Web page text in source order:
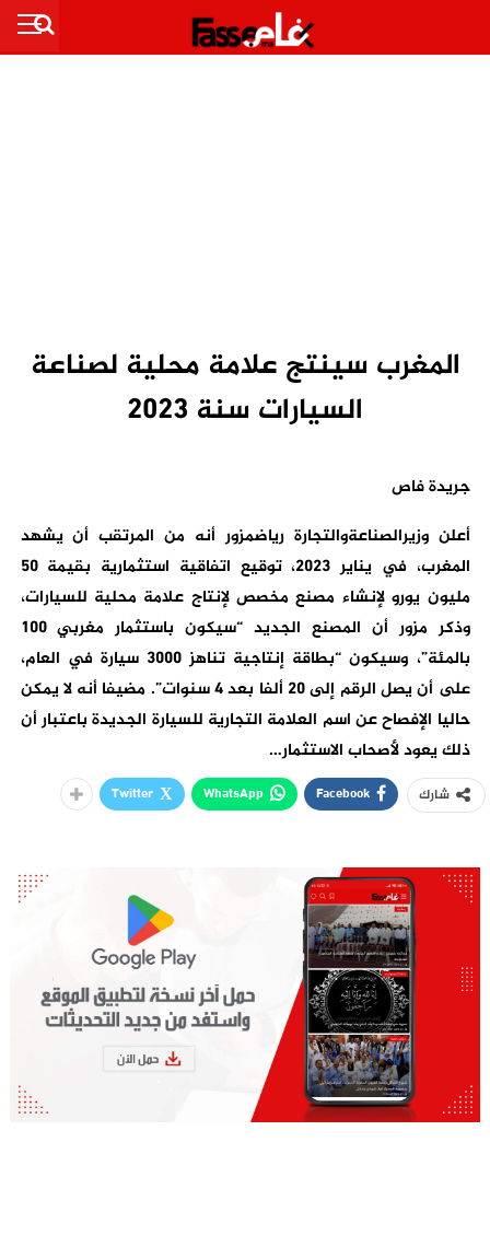
المغرب سينتج علامة محلية لصناعة
السيارات سنة 2023
جريدة فاص
أعلن وزيرالصناعةوالتجارة رياضمزور أنه من المرتقب أن يشهد
المغرب، في يناير 2023، توقيع اتفاقية استثمارية بقيمة 50
مليون يورو لإنشاء مصنع مخصص لإنتاج علامة محلية للسيارات،
وذكر مزور أن المصنع الجديد “سيكون باستثمار مغربي 100
بالمئة”، وسيكون “بطاقة إنتاجية تناهز 3000 سيارة في العام،
على أن يصل الرقم إلى 20 ألفا بعد 4 سنوات”. مضيفا أنه لا يمكن
حاليا الإفصاح عن اسم العلامة التجارية للسيارة الجديدة باعتبار أن
ذلك يعود لأصحاب الاستثمار…
شارك Facebook
WhatsApp
Twitter